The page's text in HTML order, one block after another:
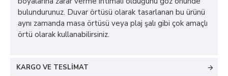
bulundurunuz. Duvar örtüsü olarak tasarlanan bu ürünü
aynı zamanda masa örtüsü veya plaj şalı gibi çok amaçlı
örtü olarak kullanabilirsiniz.
KARGO VE TESLIMAT